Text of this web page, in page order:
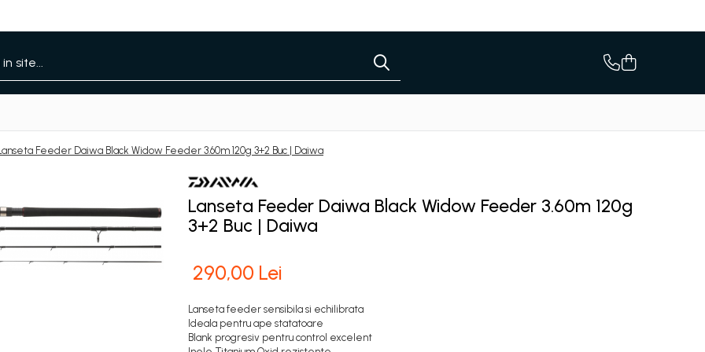
Feeder Daiwa Black Widow Feeder 3.60m 120g 3+2 Buc | Daiwa
Lanseta Feeder Daiwa Black Widow Feeder 3.60m 120g
3+2 Buc | Daiwa
290,00 Lei
Lanseta feeder sensibila si echilibrata
Ideala pentru ape statatoare
Blank progresiv pentru control excelent